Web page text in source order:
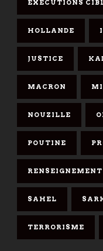
EXÉCUTIONS
HOLLANDE
JUSTICE
MACRON
NOUZILLE
POUTINE
RENSEIGNEMENT
SAHEL
TERRORISME